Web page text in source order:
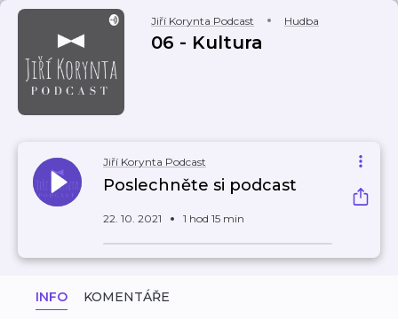
Jiří Korynta Podcast Hudba
06 - Kultura
Jiří Korynta Podcast
Poslechněte si podcast
22. 10. 2021 1 hod 15 min
INFO KOMENTÁŘE